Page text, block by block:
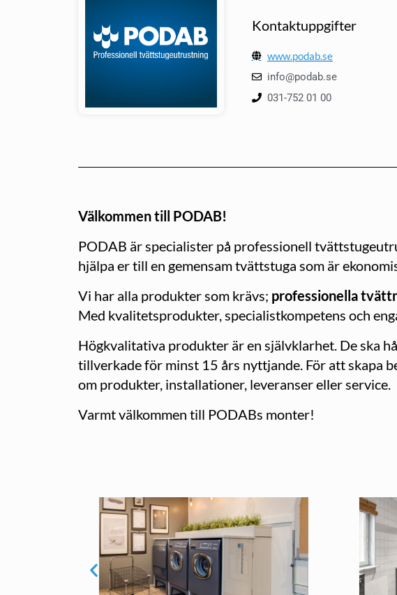
Kontaktuppgifter
www.podab.se
info@podab.se
031-752 01 00
Välkommen till PODAB!
PODAB är specialister på professionell
hjälpa er till en gemensam tvättstuga som är
Vi har alla produkter som krävs; professionella
Med kvalitetsprodukter, specialistkompetens och
Högkvalitativa produkter är en självklarhet. De ska
tillverkade för minst 15 års nyttjande. För att skapa
om produkter, installationer, leveranser eller service.
Varmt välkommen till PODABs monter!